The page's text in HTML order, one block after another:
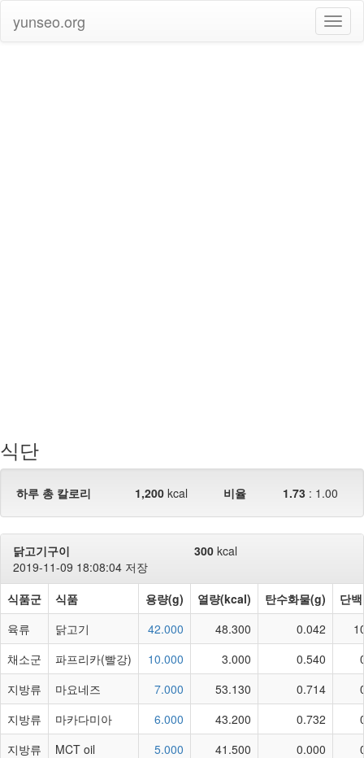
yunseo.org
식단
하루 총 칼로리 1,200kcal 비율 1.73 : 1.00
닭고기구이 300 kcal
2019-11-09 18:08:04 저장
식품군
식품 용량(g) 열량(kcal) 탄수화물(g)
단
육류
닭고기 42.000 48.300 0.042
채소군
파프리카(빨강) 10.000 3.000 0.540
지방류
마요네즈 7.000 53.130 0.714
지방류
마카다미아 6.000 43.200 0.732
지방류
MCT oil 5.000 41.500 0.000